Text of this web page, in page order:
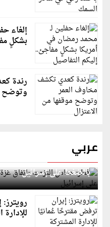
إلغاء
بشكلٍ
رندة
وتوضح
عربي
قطر: حماس التزمت باتفاق
بالضغط على إسرائيل